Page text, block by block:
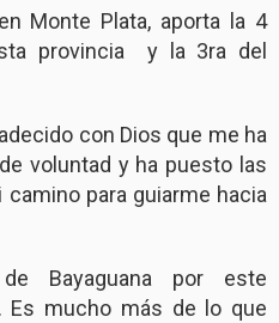
Monte Plata, aporta la 4
provincia y la 3ra del
con Dios que me ha
voluntad y ha puesto las
para guiarme hacia
Bayaguana por este
Es mucho más de lo que